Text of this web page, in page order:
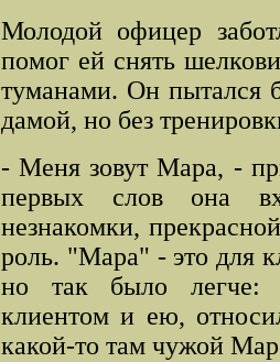
Молодой офицер
помог ей снять
туманами. Он пытался
дамой, но без
- Меня зовут Мара, -
первых слов она
незнакомки,
роль. "Мара" - это для
но так было легче:
клиентом и ею,
какой-то там чужой